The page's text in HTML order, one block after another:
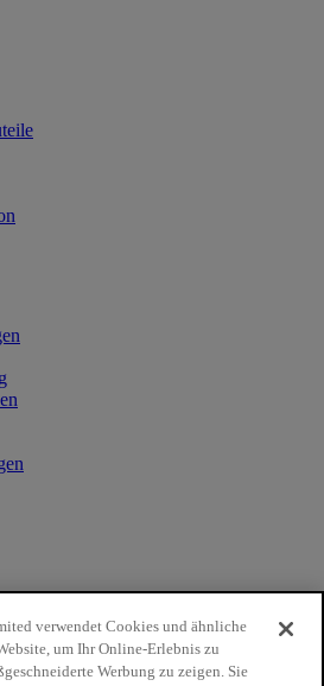
verwendet Cookies und ähnliche
um Ihr Online-Erlebnis zu
Werbung zu zeigen. Sie